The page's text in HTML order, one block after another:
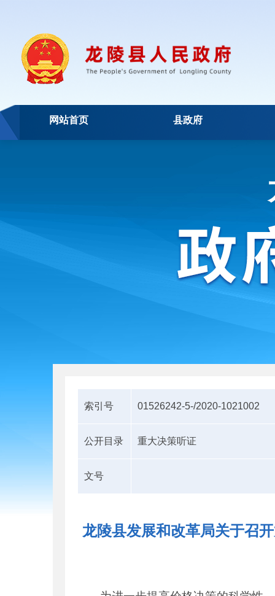
网站首页 县政府
索引号 01526242-5-/2020-1021002
公开目录 重大决策听证
文号
龙陵县发展和改革局关于召